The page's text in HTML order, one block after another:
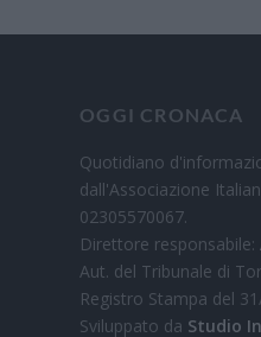
OGGI CRONACA
Quotidiano
dall'Associazione
02305570067.
Direttore responsabile:
Aut. del Tribunale di
Registro Stampa del
Sviluppato da Studio